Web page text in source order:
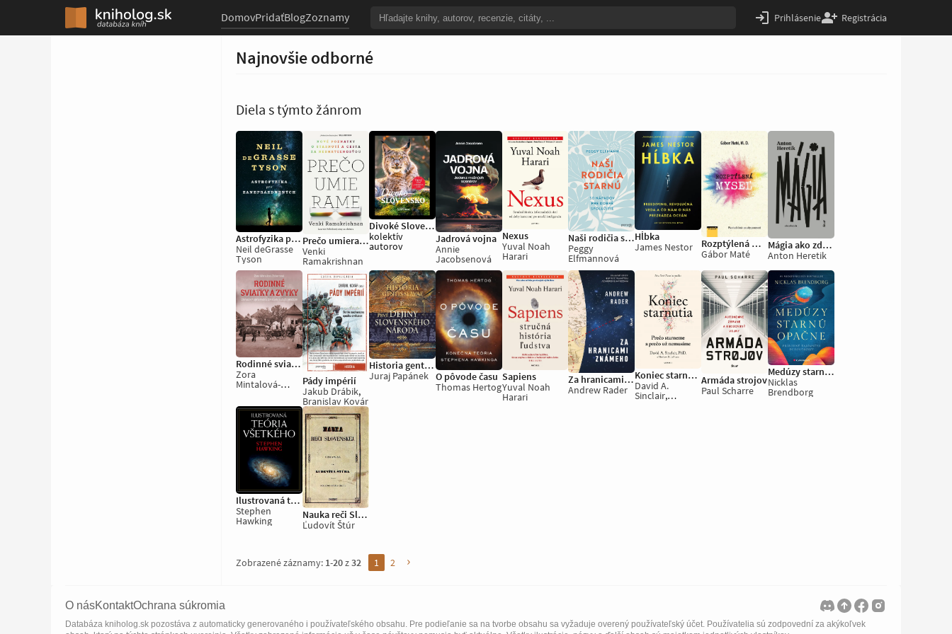
DomovPridaťBlogZoznamy Prihlásenie Registrácia
Najnovšie odborné
Diela s týmto žánrom
Astrofyzika pre zaneprázdnených
Neil deGrasse
Tyson
Prečo umierame
Venki
Ramakrishnan
Divoké Slovensko
kolektív
autorov
Jadrová vojna
Annie
Jacobsenová
Nexus
Yuval Noah
Harari
Naši rodičia starnú
Peggy
Elfmannová
Hĺbka
James Nestor
Rozptýlená myseľ
Gábor Maté
Mágia ako zdroj zla
Anton Heretik
Rodinné sviatky a zvyky
Zora
Mintalová-
Pády impérií
Jakub Drábik,
Branislav Kovár
Historia gentis Slavae - Prvé dejiny slovenského národa
Juraj Papánek O pôvode času
Thomas Hertog
Sapiens
Yuval Noah
Harari
Za hranicami známeho
Andrew Rader
Koniec starnutia
David A.
Sinclair,
Armáda strojov
Paul Scharre
Medúzy starnú opačne
Nicklas
Brendborg
Ilustrovaná teória všetkého
Stephen
Hawking
Nauka reči Slovenskej
Ľudovít Štúr
Zobrazené záznamy: 1-20z32 1 2 ›
O násKontaktOchrana súkromia
Databáza kniholog.sk pozostáva z automaticky generovaného i používateľského obsahu. Pre podieľanie sa na tvorbe obsahu sa vyžaduje overený používateľský účet. Používatelia sú zodpovední za akýkoľvek